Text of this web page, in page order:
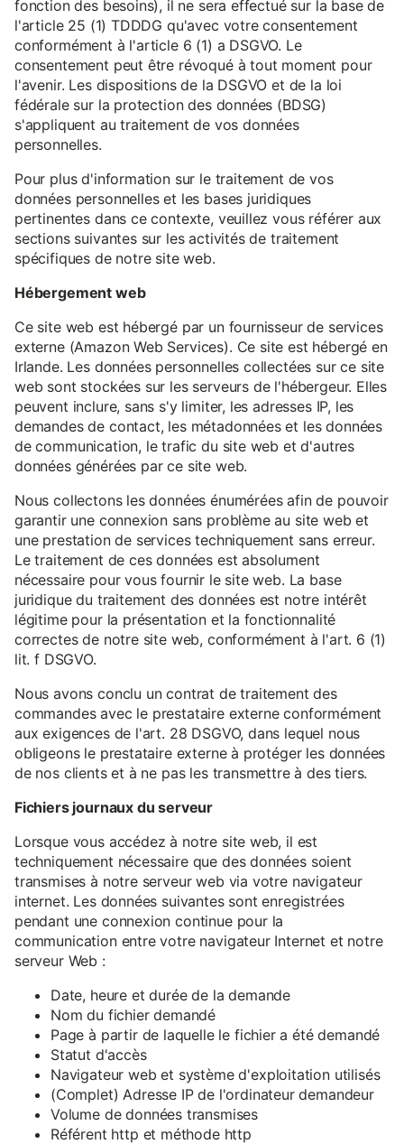
fonction des besoins), il ne sera effectué sur la base de
l'article 25 (1) TDDDG qu'avec votre consentement
conformément à l'article 6 (1) a DSGVO. Le
consentement peut être révoqué à tout moment pour
l'avenir. Les dispositions de la DSGVO et de la loi
fédérale sur la protection des données (BDSG)
s'appliquent au traitement de vos données
personnelles.
Pour plus d'information sur le traitement de vos
données personnelles et les bases juridiques
pertinentes dans ce contexte, veuillez vous référer aux
sections suivantes sur les activités de traitement
spécifiques de notre site web.
Hébergement web
Ce site web est hébergé par un fournisseur de services
externe (Amazon Web Services). Ce site est hébergé en
Irlande. Les données personnelles collectées sur ce site
web sont stockées sur les serveurs de l'hébergeur. Elles
peuvent inclure, sans s'y limiter, les adresses IP, les
demandes de contact, les métadonnées et les données
de communication, le trafic du site web et d'autres
données générées par ce site web.
Nous collectons les données énumérées afin de pouvoir
garantir une connexion sans problème au site web et
une prestation de services techniquement sans erreur.
Le traitement de ces données est absolument
nécessaire pour vous fournir le site web. La base
juridique du traitement des données est notre intérêt
légitime pour la présentation et la fonctionnalité
correctes de notre site web, conformément à l'art. 6 (1)
lit. f DSGVO.
Nous avons conclu un contrat de traitement des
commandes avec le prestataire externe conformément
aux exigences de l'art. 28 DSGVO, dans lequel nous
obligeons le prestataire externe à protéger les données
de nos clients et à ne pas les transmettre à des tiers.
Fichiers journaux du serveur
Lorsque vous accédez à notre site web, il est
techniquement nécessaire que des données soient
transmises à notre serveur web via votre navigateur
internet. Les données suivantes sont enregistrées
pendant une connexion continue pour la
communication entre votre navigateur Internet et notre
serveur Web :
Date, heure et durée de la demande
Nom du fichier demandé
Page à partir de laquelle le fichier a été demandé
Statut d'accès
Navigateur web et système d'exploitation utilisés
(Complet) Adresse IP de l'ordinateur demandeur
Volume de données transmises
Référent http et méthode http